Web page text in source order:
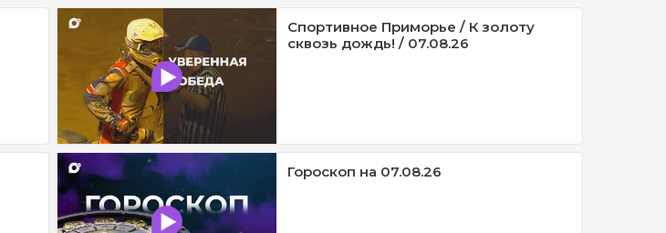
Спортивное Приморье / К золоту
сквозь дождь! / 07.08.26
Гороскоп на 07.08.26